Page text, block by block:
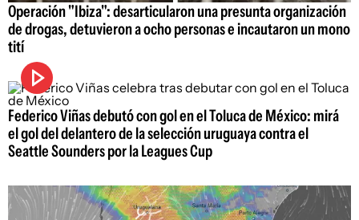
Operación "Ibiza": desarticularon una presunta organización
de drogas, detuvieron a ocho personas e incautaron un mono
tití
Federico Viñas debutó con gol en el Toluca de México: mirá
el gol del delantero de la selección uruguaya contra el
Seattle Sounders por la Leagues Cup